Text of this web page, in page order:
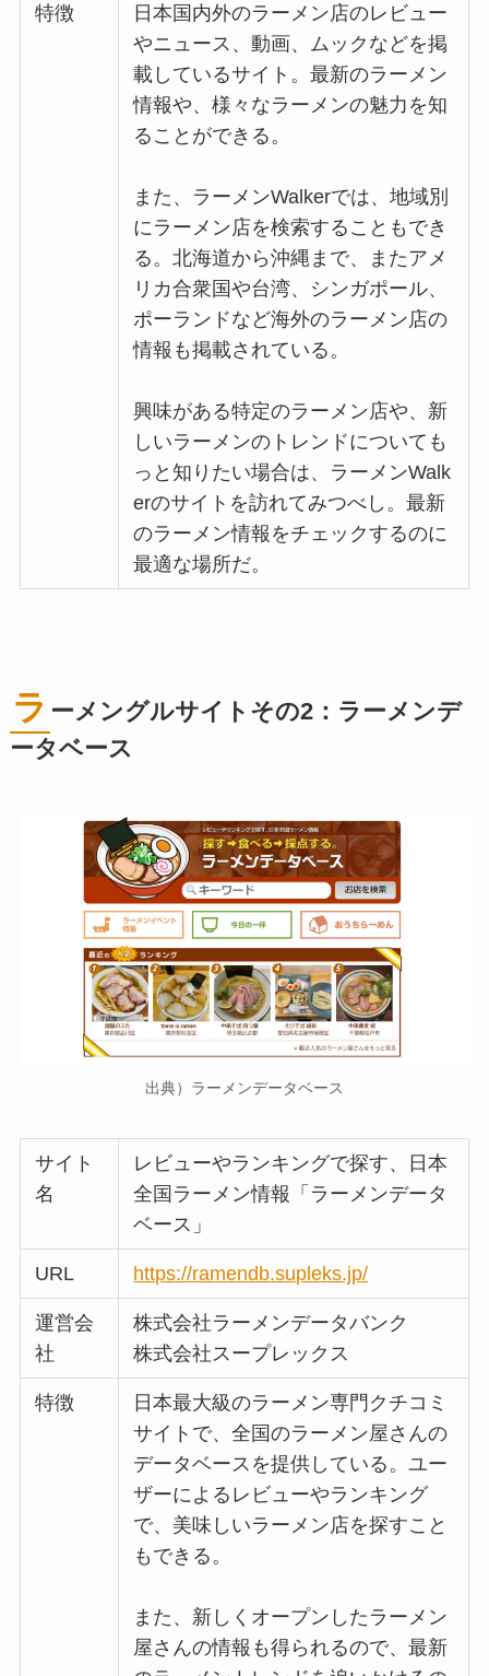
特徴
日本国内外のラーメン店のレビュー
やニュース、動画、ムックなどを掲
載しているサイト。最新のラーメン
情報や、様々なラーメンの魅力を知
ることができる。
また、ラーメンWalkerでは、地域別
にラーメン店を検索することもでき
る。北海道から沖縄まで、またアメ
リカ合衆国や台湾、シンガポール、
ポーランドなど海外のラーメン店の
情報も掲載されている。
興味がある特定のラーメン店や、新
しいラーメンのトレンドについても
っと知りたい場合は、ラーメンWalk
erのサイトを訪れてみつべし。最新
のラーメン情報をチェックするのに
最適な場所だ。
ラ ーメングルサイトその2：ラーメンデ
ータベース
出典）ラーメンデータベース
サイト
名
レビューやランキングで探す、日本
全国ラーメン情報「ラーメンデータ
ベース」
URL https://ramendb.supleks.jp/
運営会
社
株式会社ラーメンデータバンク
株式会社スープレックス
特徴
日本最大級のラーメン専門クチコミ
サイトで、全国のラーメン屋さんの
データベースを提供している。ユー
ザーによるレビューやランキング
で、美味しいラーメン店を探すこと
もできる。
また、新しくオープンしたラーメン
屋さんの情報も得られるので、最新